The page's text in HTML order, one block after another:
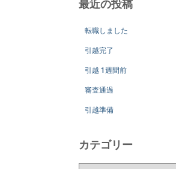
最近の投稿
転職しました
引越完了
引越 1週間前
審査通過
引越準備
カテゴリー